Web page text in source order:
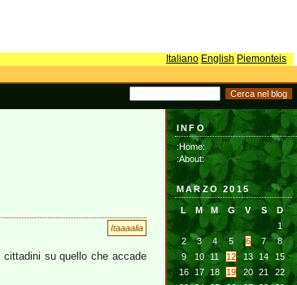
Italiano English Piemonteis
Itaaaalia
su quello che accade
INFO
:Home:
:About:
MARZO 2015
L M M G V S
D
1
2
3 4 5 6 7
8
9
10 11 12 13 14
15
16
17 18 19 20 21
22